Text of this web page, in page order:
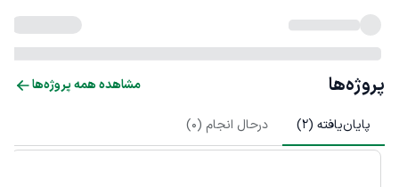
پروژه‌ها مشاهده همه پروژه‌ها
پایان‌یافته (2
) درحال انجام (0
)